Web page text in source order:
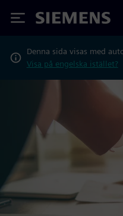
Siemens
Denna sida visas med
Visa på engelska istället?